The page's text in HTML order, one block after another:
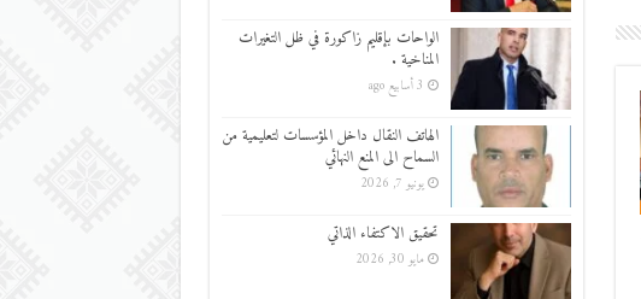
الواحات بإقليم زاكورة في ظل التغيرات
المناخية .
3 أسابيع ago
الهاتف النقال داخل المؤسسات لتعليمية من
السماح الى المنع النهائي
يونيو 7, 2026
تحقيق الاكتفاء الذاتي
مايو 30, 2026